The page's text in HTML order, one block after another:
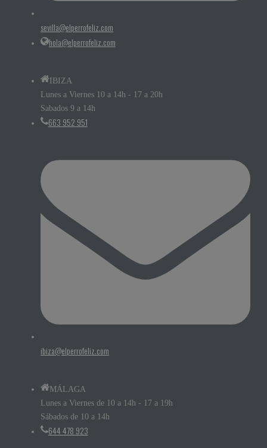
sevilla@elperrofeliz.com
hola@elperrofeliz.com
IBIZA
Lunes a Viernes 10 a 14h - 17 a 20h
Sabados 9 a 14h
663 952 951
ibiza@elperrofeliz.com
MÁLAGA
Lunes a Viernes de 10 a 14h - 17 a 19h
Sábados de 10 a 14h
644 478 923